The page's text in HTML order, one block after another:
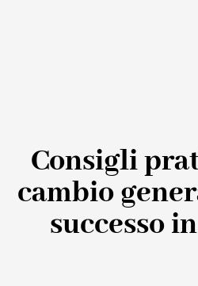
Consigli
cambio
successo